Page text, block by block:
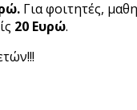
Για φοιτητές,
20 Ευρώ.